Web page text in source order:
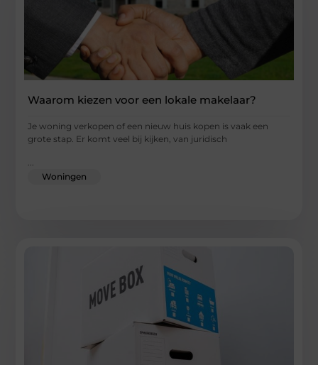
Waarom kiezen voor een lokale makelaar?
Je woning verkopen of een nieuw huis kopen is vaak een
grote stap. Er komt veel bij kijken, van juridisch
Woningen